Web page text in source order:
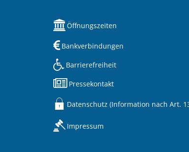
Öffnungszeiten
Bankverbindungen
Barrierefreiheit
Pressekontakt
Datenschutz (Information nach Art.
Impressum